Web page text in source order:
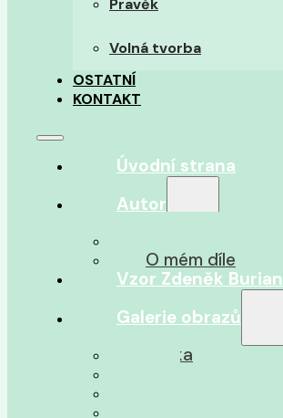
Pravěk
Volná tvorba
OSTATNÍ
KONTAKT
Úvodní strana
Autor
O mém díle
Vzor Zdeněk Burian
Galerie obrazů
Afrika